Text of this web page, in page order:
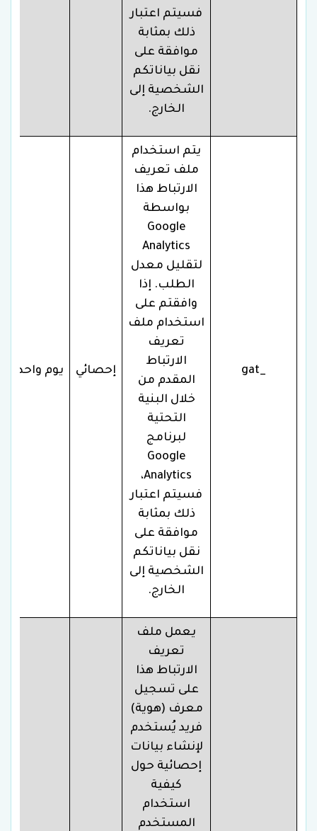
فسيتم اعتبار
ذلك بمثابة
موافقة على
نقل بياناتكم
الشخصية إلى
الخارج.
_gat
يتم استخدام
ملف تعريف
الارتباط هذا
بواسطة
Google
Analytics
لتقليل معدل
الطلب. إذا
وافقتم على
استخدام ملف
تعريف
الارتباط
المقدم من
خلال البنية
التحتية
لبرنامج
Google
Analytics،
فسيتم اعتبار
ذلك بمثابة
موافقة على
نقل بياناتكم
الشخصية إلى
الخارج.
إحصائي يوم واحد
يعمل ملف
تعريف
الارتباط هذا
على تسجيل
معرف (هوية)
فريد يُستخدم
لإنشاء بيانات
إحصائية حول
كيفية
استخدام
المستخدم